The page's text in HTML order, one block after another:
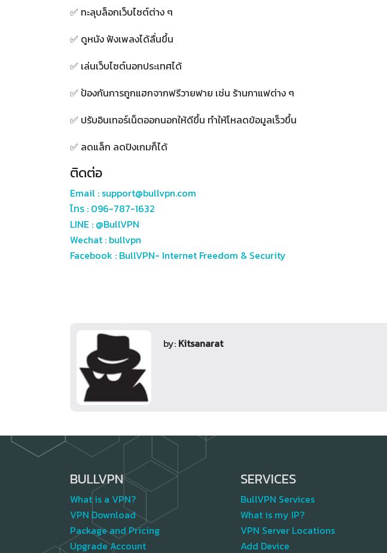
✅ ทะลุบล็อกเว็บไซต์ต่าง ๆ
✅ ดูหนัง ฟังเพลงได้ลื่นขึ้น
✅ เล่นเว็บไซต์นอกประเทศได้
✅ ป้องกันการถูกแฮกจากฟรีวายฟาย เช่น ร้านกาแฟต่าง ๆ
✅ ปรับอินเทอร์เน็ตออกนอกให้ดีขึ้น ทำให้โหลดข้อมูลเร็วขึ้น
✅ ลดแล็ก ลดปิงเกมก็ได้
ติดต่อ
Email : support@bullvpn.com
โทร : 096-787-1632
LINE : @BullVPN
Wechat : bullvpn
Facebook : BullVPN- Internet Freedom & Security
by: Kitsanarat
BULLVPN
What is a VPN?
VPN Download
Package and Pricing
Upgrade Account
SERVICES
BullVPN Services
What is my IP?
VPN Server Locations
Add Device